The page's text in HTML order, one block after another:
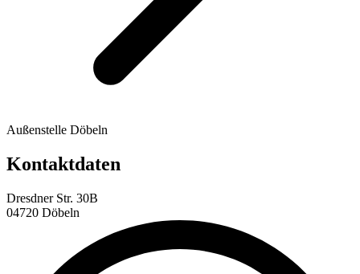
Außenstelle Döbeln
Kontaktdaten
Dresdner Str. 30B
04720 Döbeln